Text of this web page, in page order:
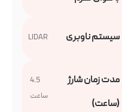
سیستم ناوبری LIDAR
مدت زمان شارژ
(ساعت)
4.5
ساعت